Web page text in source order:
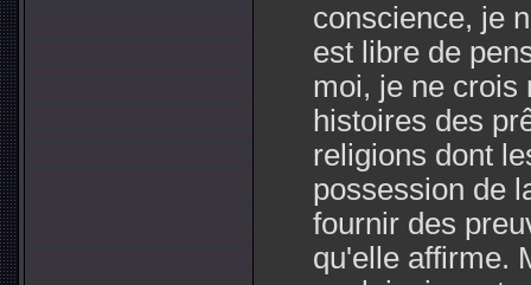
conscience, je
est libre de
moi, je ne crois
histoires des
religions dont
possession de
fournir des
qu'elle affirme.